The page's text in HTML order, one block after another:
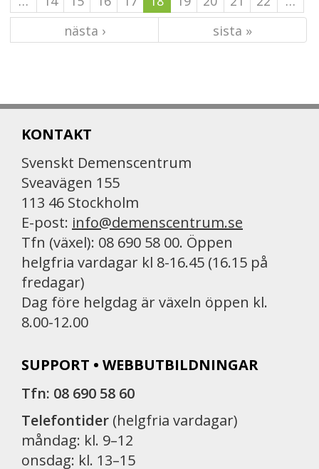
nästa ›
sista »
KONTAKT
Svenskt Demenscentrum
Sveavägen 155
113 46 Stockholm
E-post: info@demenscentrum.se
Tfn (växel): 08 690 58 00. Öppen
helgfria vardagar kl 8-16.45 (16.15 på
fredagar)
Dag före helgdag är växeln öppen kl.
8.00-12.00
SUPPORT • WEBBUTBILDNINGAR
Tfn: 08 690 58 60
Telefontider (helgfria vardagar)
måndag: kl. 9–12
onsdag: kl. 13–15